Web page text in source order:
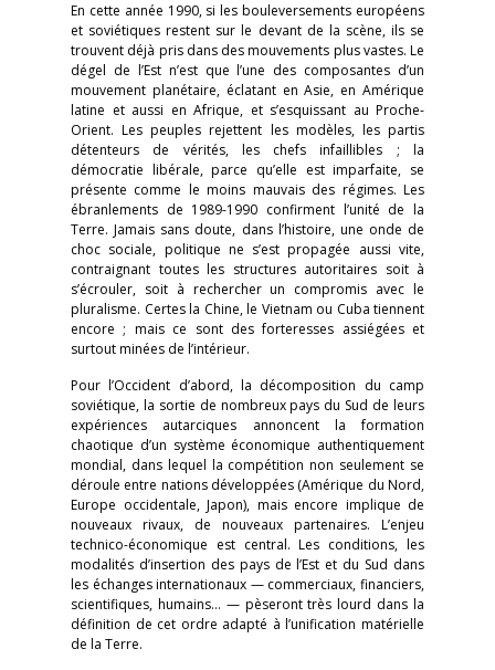
En cette année 1990, si les bouleversements européens
et soviétiques restent sur le devant de la scène, ils se
trouvent déjà pris dans des mouvements plus vastes. Le
dégel de l’Est n’est que l’une des composantes d’un
mouvement planétaire, éclatant en Asie, en Amérique
latine et aussi en Afrique, et s’esquissant au Proche-
Orient. Les peuples rejettent les modèles, les partis
détenteurs de vérités, les chefs infaillibles ; la
démocratie libérale, parce qu’elle est imparfaite, se
présente comme le moins mauvais des régimes. Les
ébranlements de 1989-1990 confirment l’unité de la
Terre. Jamais sans doute, dans l’histoire, une onde de
choc sociale, politique ne s’est propagée aussi vite,
contraignant toutes les structures autoritaires soit à
s’écrouler, soit à rechercher un compromis avec le
pluralisme. Certes la Chine, le Vietnam ou Cuba tiennent
encore ; mais ce sont des forteresses assiégées et
surtout minées de l’intérieur.
Pour l’Occident d’abord, la décomposition du camp
soviétique, la sortie de nombreux pays du Sud de leurs
expériences autarciques annoncent la formation
chaotique d’un système économique authentiquement
mondial, dans lequel la compétition non seulement se
déroule entre nations développées (Amérique du Nord,
Europe occidentale, Japon), mais encore implique de
nouveaux rivaux, de nouveaux partenaires. L’enjeu
technico-économique est central. Les conditions, les
modalités d’insertion des pays de l’Est et du Sud dans
les échanges internationaux — commerciaux, financiers,
scientifiques, humains… — pèseront très lourd dans la
définition de cet ordre adapté à l’unification matérielle
de la Terre.